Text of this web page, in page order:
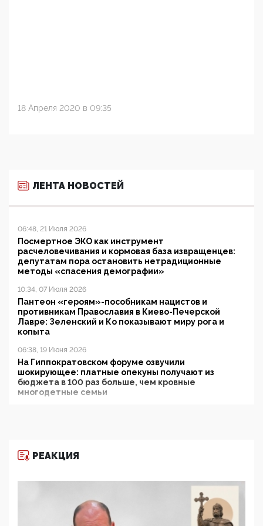
18 Апреля 2020 в 09:35
ЛЕНТА НОВОСТЕЙ
06:48, 21 Июля 2026
Посмертное ЭКО как инструмент
расчеловечивания и кормовая база извращенцев:
депутатам пора остановить нетрадиционные
методы «спасения демографии»
10:34, 07 Июля 2026
Пантеон «героям»-пособникам нацистов и
противникам Православия в Киево-Печерской
Лавре: Зеленский и Ко показывают миру рога и
копыта
06:38, 19 Июня 2026
На Гиппократовском форуме озвучили
шокирующее: платные опекуны получают из
бюджета в 100 раз больше, чем кровные
многодетные семьи
11:53, 09 Июня 2026
деятельность ИИТО ЮНЕСКО в России, но
цифроглобалисты продолжают определять
повестку в образовании
09:43, 01 Июня 2026
РЕАКЦИЯ